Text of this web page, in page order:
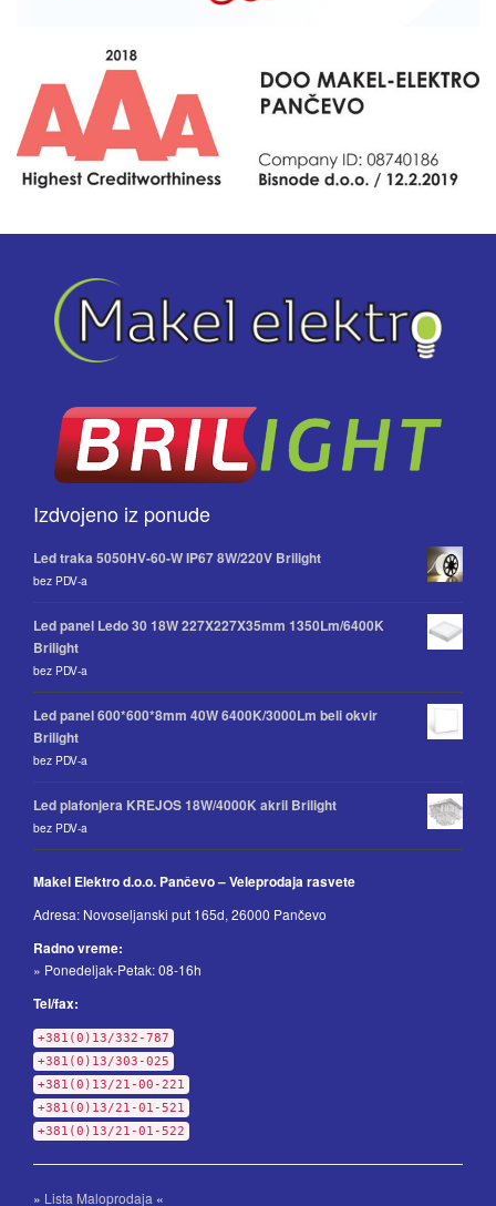
Izdvojeno iz ponude
Led traka 5050HV-60-W IP67 8W/220V Brilight
bez PDV-a
Led panel Ledo 30 18W 227X227X35mm 1350Lm/6400K
Brilight
bez PDV-a
Led panel 600*600*8mm 40W 6400K/3000Lm beli okvir
Brilight
bez PDV-a
Led plafonjera KREJOS 18W/4000K akril Brilight
bez PDV-a
Makel Elektro d.o.o. Pančevo – Veleprodaja rasvete
Adresa: Novoseljanski put 165d, 26000 Pančevo
Radno vreme:
» Ponedeljak-Petak: 08-16h
Tel/fax:
+381(0)13/332-787
+381(0)13/303-025
+381(0)13/21-00-221
+381(0)13/21-01-521
+381(0)13/21-01-522
» Lista Maloprodaja «